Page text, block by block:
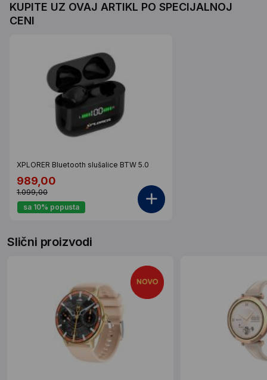
KUPITE UZ OVAJ ARTIKL PO SPECIJALNOJ
CENI
XPLORER Bluetooth slušalice BTW 5.0
989,00
1.099,00
sa 10% popusta
Slični proizvodi